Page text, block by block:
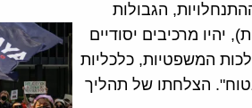
הגבולות
יהיו מרכיבים יסודיים
המשפטיות, כלכליות
הצלחתו של תהליך